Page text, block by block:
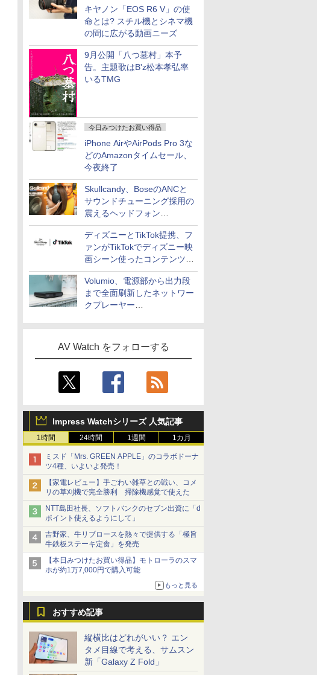
キヤノン「EOS R6 V」の使
命とは? スチル機とシネマ機
の間に広がる動画ニーズ
9月公開「八つ墓村」本予
告。主題歌はB'z松本孝弘率
いるTMG
今日みつけたお買い得品
iPhone AirやAirPods Pro 3な
どのAmazonタイムセール、
今夜終了
Skullcandy、BoseのANCと
サウンドチューニング採用の
震えるヘッドフォン
「Crusher 1080 ANC」
ディズニーとTikTok提携、フ
ァンがTikTokでディズニー映
画シーン使ったコンテンツ制
作、Disney+にも配信
Volumio、電源部から出力段
まで全面刷新したネットワー
クプレーヤー
AV Watch をフォローする
Impress Watchシリーズ 人気記事
1時間 24時間 1週間 1カ月
ミスド「Mrs. GREEN APPLE」のコラボドーナ
ツ4種、いよいよ発売！
【家電レビュー】手ごわい雑草との戦い、コメ
リの草刈機で完全勝利 掃除機感覚で使えた
NTT島田社長、ソフトバンクのセブン出資に「d
ポイント使えるようにして」
吉野家、牛リブロースを熱々で提供する「極旨
牛鉄板ステーキ定食」を発売
【本日みつけたお買い得品】モトローラのスマ
ホが約1万7,000円で購入可能
もっと見る
おすすめ記事
縦横比はどれがいい？ エン
タメ目線で考える、サムスン
新「Galaxy Z Fold」